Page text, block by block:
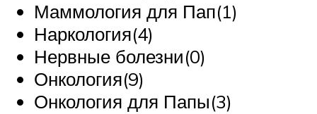
Маммология для Пап(1)
Наркология(4)
Нервные болезни(0)
Онкология(9)
Онкология для Папы(3)